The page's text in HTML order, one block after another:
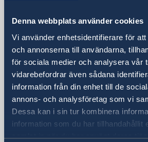
Denna webbplats använder cookies
Vi använder enhetsidentifierare för
och annonserna till användarna,
för sociala medier och analysera vår
vidarebefordrar även sådana
information från din enhet till de
annons- och analysföretag som vi
Dessa kan i sin tur kombinera
information som du har tillhandahållit
samlat in när du har använt deras
Shanghai 200020
Kina
Telefonnummer
Allmänna förfrågningar
+86 21 5359 9610
Visum- och
+86 21 5359 9639
Fax
+86 21 5359 9633
E-postadress